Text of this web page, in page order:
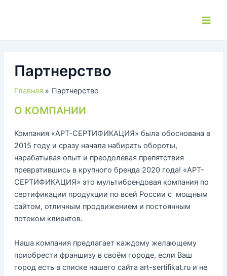
Партнерство
Главная Партнерство
О КОМПАНИИ
Компания «АРТ-СЕРТИФИКАЦИЯ» была обоснована в
2015 году и сразу начала набирать обороты,
нарабатывая опыт и преодолевая препятствия
превратившись в крупного бренда 2020 года! «АРТ-
СЕРТИФИКАЦИЯ» это мультибрендовая компания по
сертификации продукции по всей России с мощным
сайтом, отличным продвижением и постоянным
потоком клиентов.
Наша компания предлагает каждому желающему
приобрести франшизу в своём городе, если Ваш
город есть в списке нашего сайта art-sertifikat.ru и не